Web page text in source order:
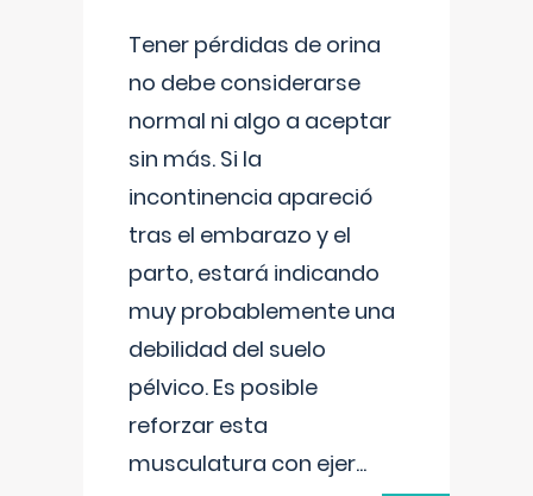
Tener pérdidas de orina
no debe considerarse
normal ni algo a aceptar
sin más. Si la
incontinencia apareció
tras el embarazo y el
parto, estará indicando
muy probablemente una
debilidad del suelo
pélvico. Es posible
reforzar esta
musculatura con ejer...